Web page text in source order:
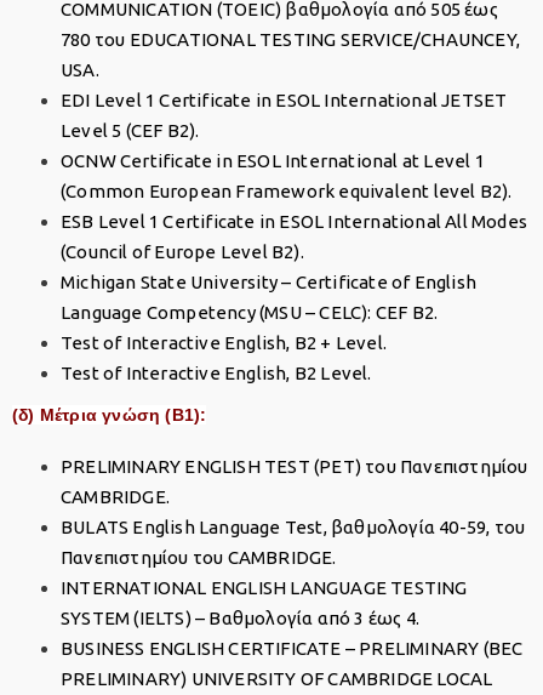
COMMUNICATION (TOEIC) βαθμολογία από 505 έως
780 του EDUCATIONAL TESTING SERVICE/CHAUNCEY,
USA.
EDI Level 1 Certificate in ESOL International JETSET
Level 5 (CEF B2).
OCNW Certificate in ESOL International at Level 1
(Common European Framework equivalent level B2).
ESB Level 1 Certificate in ESOL International All Modes
(Council of Europe Level B2).
Michigan State University – Certificate of English
Language Competency (MSU – CELC): CEF B2.
Test of Interactive English, B2 + Level.
Test of Interactive English, B2 Level.
(δ) Μέτρια γνώση (Β1):
PRELIMINARY ENGLISH TEST (PET) του Πανεπιστημίου
CAMBRIDGE.
BULATS English Language Test, βαθμολογία 40-59, του
Πανεπιστημίου του CAMBRIDGE.
INTERNATIONAL ENGLISH LANGUAGE TESTING
SYSTEM (IELTS) – Βαθμολογία από 3 έως 4.
BUSINESS ENGLISH CERTIFICATE – PRELIMINARY (BEC
PRELIMINARY) UNIVERSITY OF CAMBRIDGE LOCAL